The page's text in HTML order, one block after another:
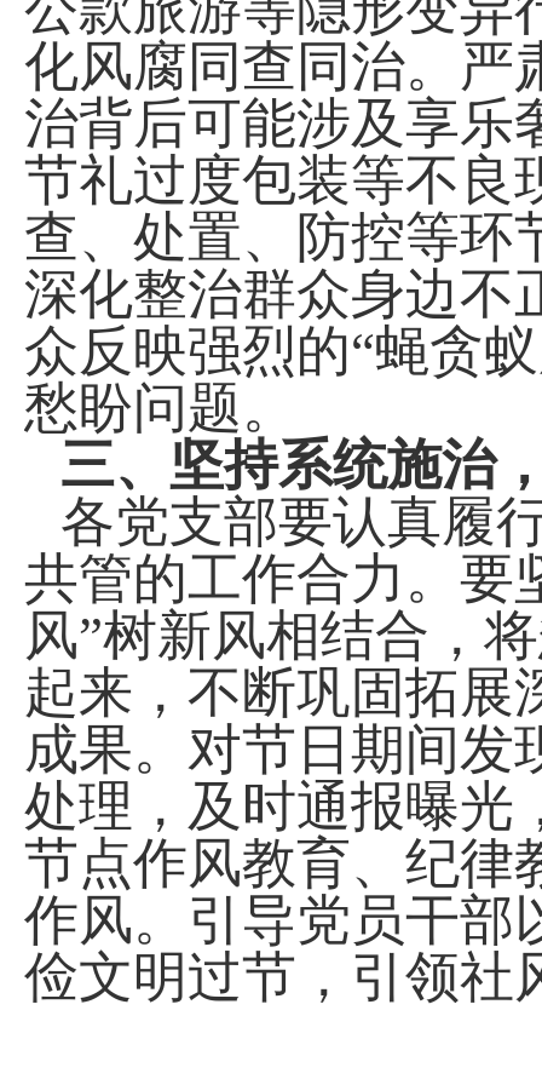
化风腐同查同治。严
治背后可能涉及享乐
节礼过度包装等不良
查、处置、防控等环
深化整治群众身边不
众反映强烈的“蝇贪
愁盼问题。
三、坚持系统施治
各党支部要认真履
共管的工作合力。要
风”树新风相结合，
起来，不断巩固拓展
成果。对节日期间发
处理，及时通报曝光
节点作风教育、纪律
作风。引导党员干部
俭文明过节，引领社